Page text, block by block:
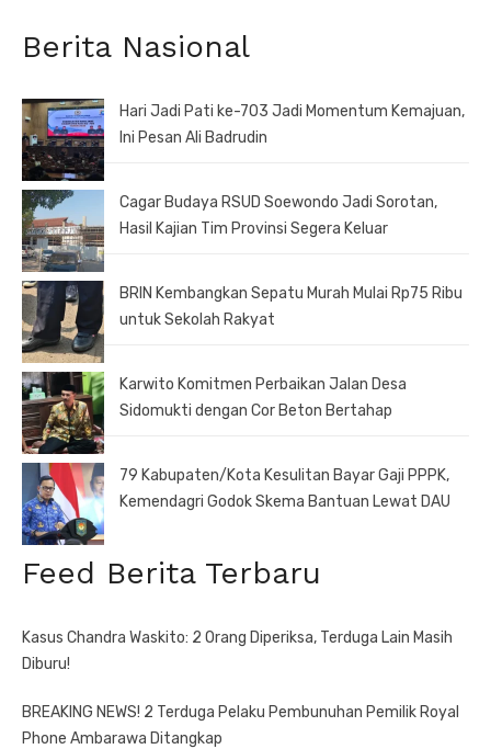
Berita Nasional
Hari Jadi Pati ke-703 Jadi Momentum Kemajuan,
Ini Pesan Ali Badrudin
Cagar Budaya RSUD Soewondo Jadi Sorotan,
Hasil Kajian Tim Provinsi Segera Keluar
BRIN Kembangkan Sepatu Murah Mulai Rp75 Ribu
untuk Sekolah Rakyat
Karwito Komitmen Perbaikan Jalan Desa
Sidomukti dengan Cor Beton Bertahap
79 Kabupaten/Kota Kesulitan Bayar Gaji PPPK,
Kemendagri Godok Skema Bantuan Lewat DAU
Feed Berita Terbaru
Kasus Chandra Waskito: 2 Orang Diperiksa, Terduga Lain Masih
Diburu!
BREAKING NEWS! 2 Terduga Pelaku Pembunuhan Pemilik Royal
Phone Ambarawa Ditangkap